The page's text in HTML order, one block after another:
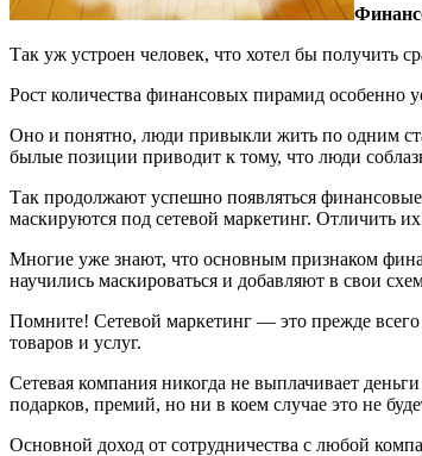
Так уж устроен человек, что хотел бы получить
Рост количества финансовых пирамид особенно
Оно и понятно, люди привыкли жить по одним
былые позиции приводит к тому, что люди
Так продолжают успешно появляться
маскируются под сетевой маркетинг. Отличить
Многие уже знают, что основным признаком
научились маскироваться и добавляют в свои
Помните! Сетевой маркетинг — это прежде всего
товаров и услуг.
Сетевая компания никогда не выплачивает
подарков, премий, но ни в коем случае это не
Основной доход от сотрудничества с любой